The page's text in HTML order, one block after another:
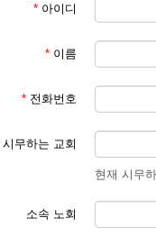
* 아이디
* 이름
* 전화번호
시무하는 교회
현재 시무
소속 노회